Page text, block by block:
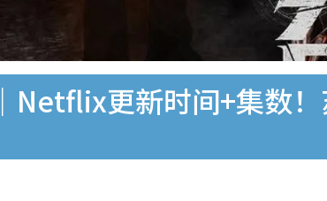
Netflix更新时间+集数！